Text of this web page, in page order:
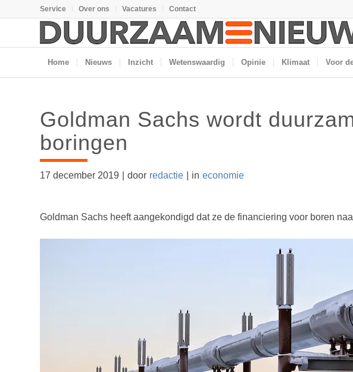
Service Over ons Vacatures Contact
Home Nieuws Inzicht Wetenswaardig Opinie Klimaat Voor
Goldman Sachs wordt
boringen
17 december 2019 door redactie in economie
Goldman Sachs heeft aangekondigd dat ze de financiering voor boren